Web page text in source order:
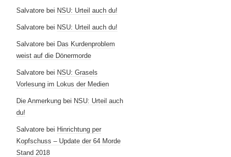
Salvatore bei NSU: Urteil auch du!
Salvatore bei NSU: Urteil auch du!
Salvatore bei Das Kurdenproblem
weist auf die Dönermorde
Salvatore bei NSU: Grasels
Vorlesung im Lokus der Medien
Die Anmerkung bei NSU: Urteil auch
du!
Salvatore bei Hinrichtung per
Kopfschuss – Update der 64 Morde
Stand 2018